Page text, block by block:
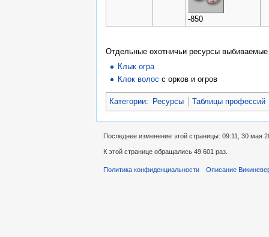
-850
Отдельные охотничьи ресурсы выбиваемые
Клык огра
Клок волос с орков и огров
Категории: Ресурсы Таблицы профессий
Последнее изменение этой страницы: 09:11, 30 мая
К этой странице обращались 49 601 раз.
Политика конфиденциальности Описание